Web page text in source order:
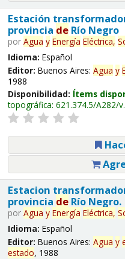
Estación
provincia deRío Negro
por Agua y Energía Eléctrica,
Idioma: Español
Editor: Buenos Aires: Agua y
1988
Disponibilidad: Ítems
topográfica: 621.374.5/A282/
Estacion
provincia deRío Negro.
por Agua y Energía Eléctrica,
Idioma: Español
Editor: Buenos Aires: Agua y
estado, 1988